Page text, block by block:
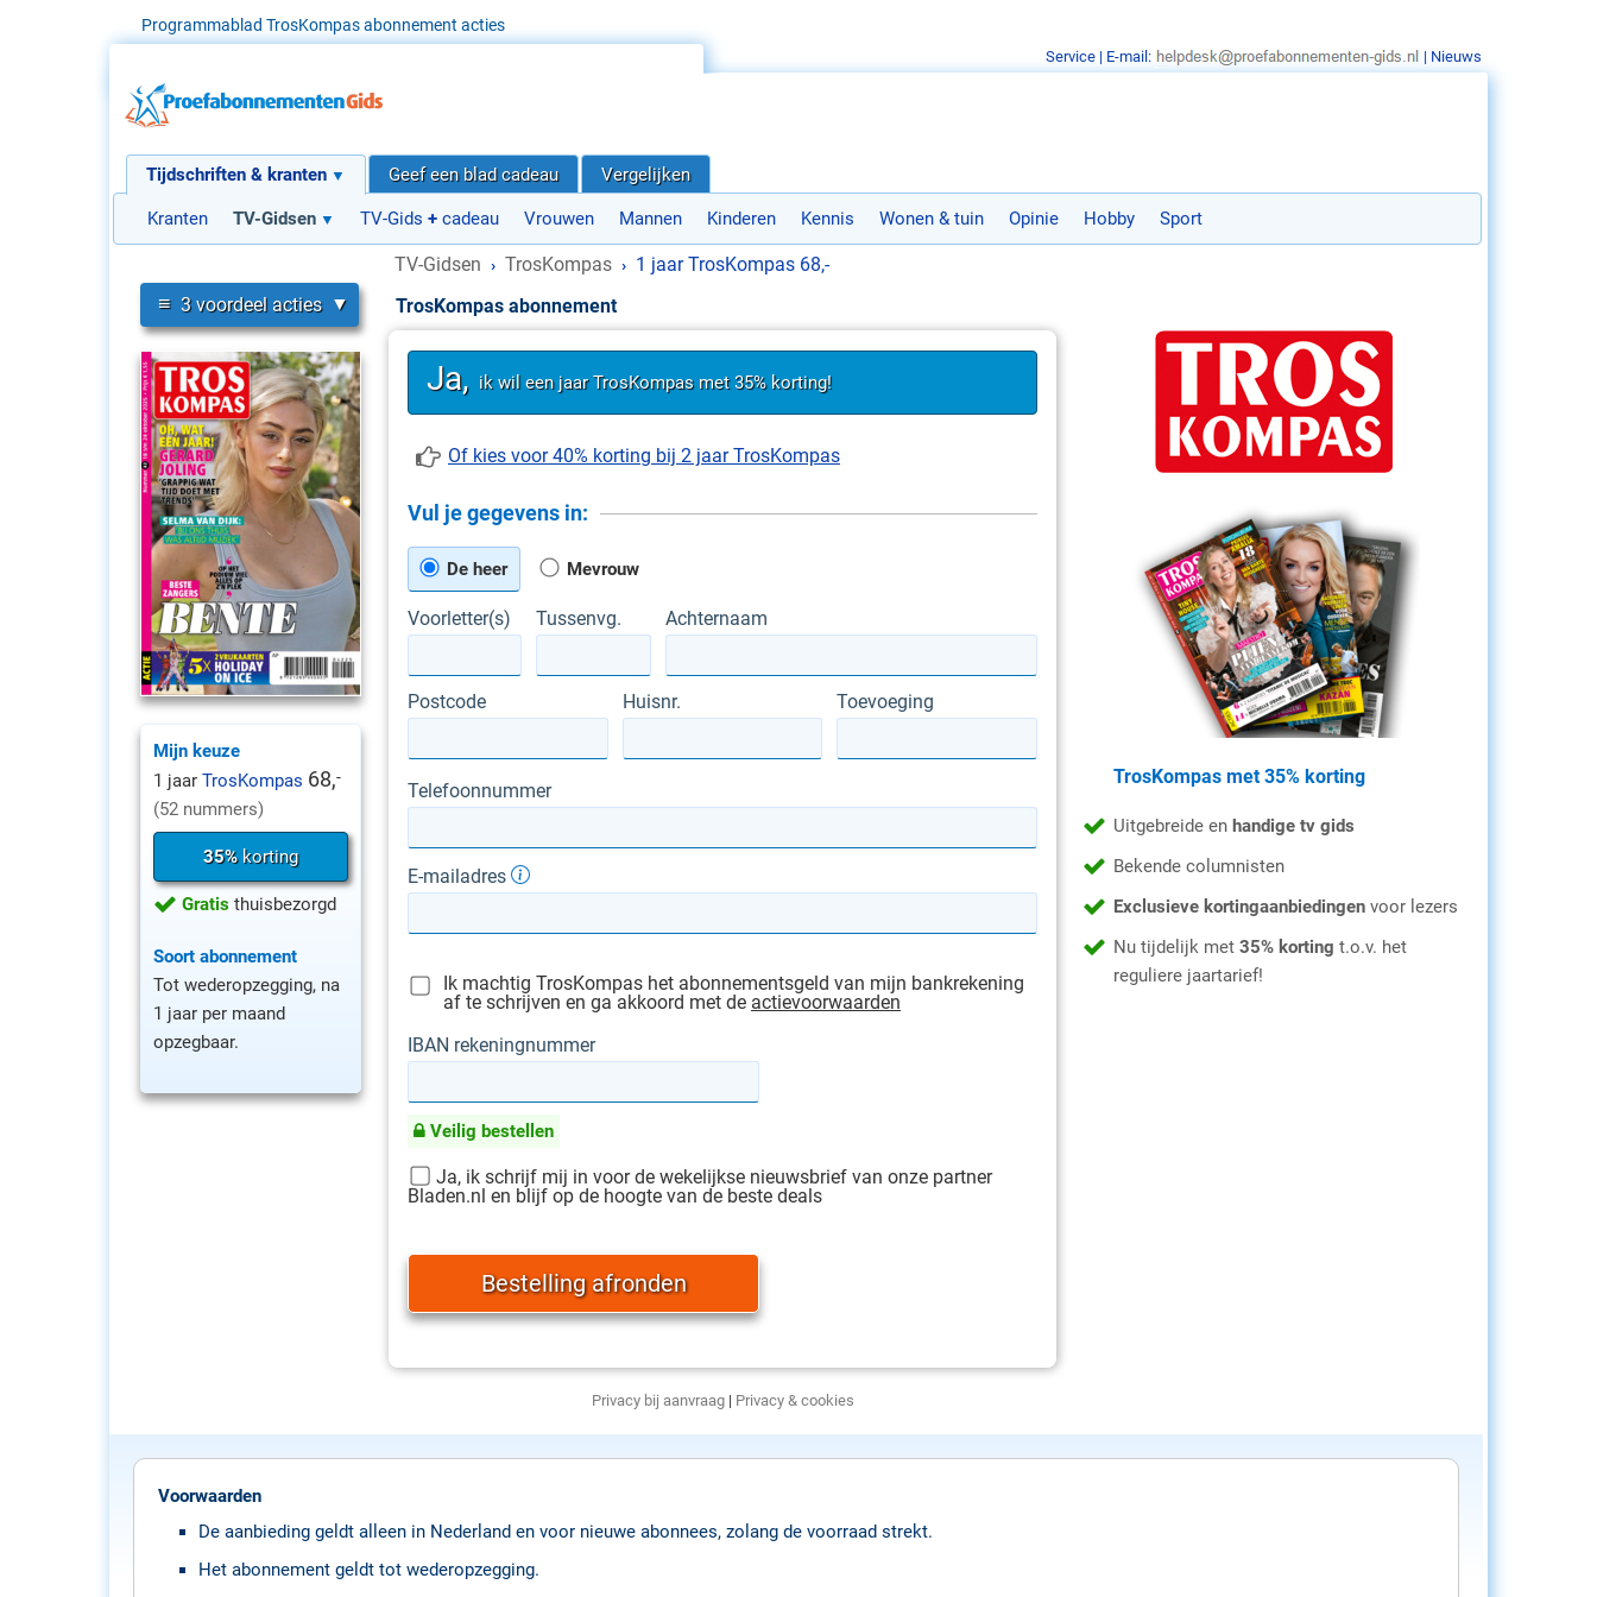
Programmablad TrosKompas abonnement acties
Tijdschriften & kranten
Kranten TV-Gidsen TV-Gids + cadeau Vrouwen Mannen Kinderen Kennis Wonen & tuin Opinie Hobby Sport
Geef een blad cadeau Vergelijken
TV-Gidsen › TrosKompas › 1 jaar TrosKompas 68,-
≡ 3 voordeel acties
Mijn keuze
1 jaar TrosKompas 68,-
(52 nummers)
35%korting
Gratis thuisbezorgd
Soort abonnement
Tot wederopzegging, na
1 jaar per maand
opzegbaar.
TrosKompas abonnement
Ja, ik wil een jaar TrosKompas met 35% korting!
Of kies voor 40% korting bij 2 jaar TrosKompas
Vul je gegevens in:
De heer Mevrouw
Voorletter(s) Tussenvg. Achternaam
Postcode Huisnr. Toevoeging
Telefoonnummer
E-mailadres
Ik machtig TrosKompas het abonnementsgeld van mijn bankrekening
af te schrijven en ga akkoord met de actievoorwaarden
IBAN rekeningnummer
Veilig bestellen
Ja, ik schrijf mij in voor de wekelijkse nieuwsbrief van onze partner
Bladen.nl en blijf op de hoogte van de beste deals
Privacy bij aanvraag| Privacy & cookies
TrosKompas met 35% korting
Uitgebreide en handige tv gids
Bekende columnisten
Exclusieve kortingaanbiedingen voor lezers
Nu tijdelijk met 35% korting t.o.v. het
reguliere jaartarief!
Voorwaarden
De aanbieding geldt alleen in Nederland en voor nieuwe abonnees, zolang de voorraad strekt.
Het abonnement geldt tot wederopzegging.
Service | E-mail: | Nieuws